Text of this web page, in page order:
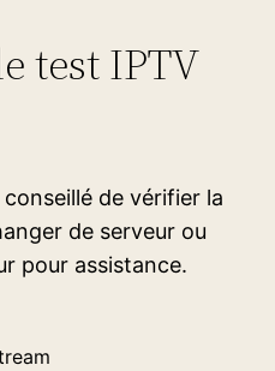
test IPTV
de vérifier la
de serveur ou
pour assistance.